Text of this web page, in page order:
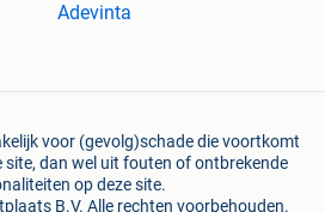
Adevinta
voor (gevolg)schade die voortkomt
site, dan wel uit fouten of ontbrekende
op deze site.
B.V. Alle rechten voorbehouden.